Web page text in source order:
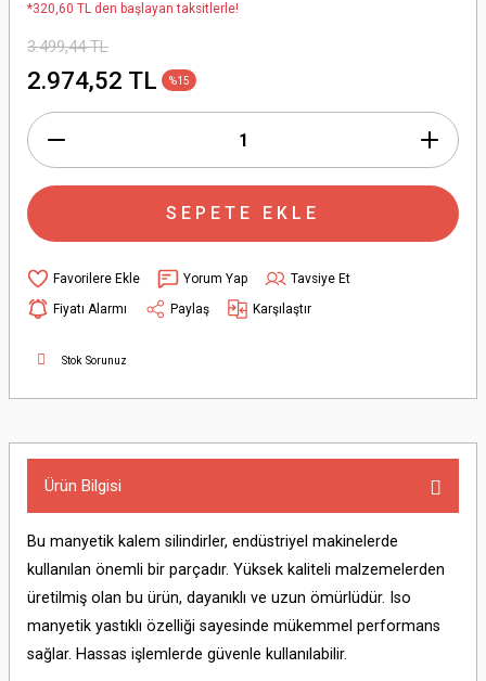
*320,60 TL den başlayan taksitlerle!
3.499,44 TL
2.974,52 TL %15
SEPETE EKLE
Yorum Yap
Tavsiye Et
Fiyatı Alarmı
Paylaş Karşılaştır
Stok Sorunuz
Ürün Bilgisi
Bu manyetik kalem silindirler, endüstriyel makinelerde
kullanılan önemli bir parçadır. Yüksek kaliteli malzemelerden
üretilmiş olan bu ürün, dayanıklı ve uzun ömürlüdür. Iso
manyetik yastıklı özelliği sayesinde mükemmel performans
sağlar. Hassas işlemlerde güvenle kullanılabilir.